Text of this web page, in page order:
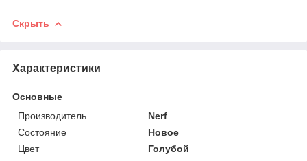
Скрыть
Характеристики
Основные
Производитель
Nerf
Состояние
Новое
Цвет
Голубой